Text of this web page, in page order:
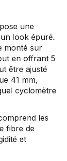
une
look épuré.
monté sur
en offrant 5
être ajusté
41 mm,
cyclomètre
les
fibre de
et